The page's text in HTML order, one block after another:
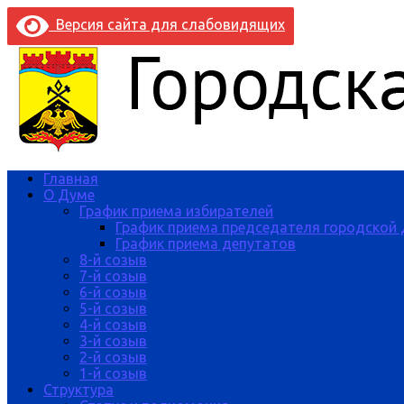
Версия сайта для слабовидящих
Главная
О Думе
График приема избирателей
График приема председателя
График приема депутатов
8-й созыв
7-й созыв
6-й созыв
5-й созыв
4-й созыв
3-й созыв
2-й созыв
1-й созыв
Структура